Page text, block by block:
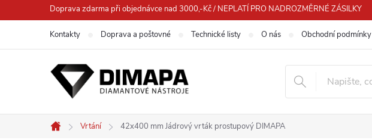
na
Doprava zdarma při objednávce nad 3000,-Kč / NEPLATÍ PRO NADROZMĚRNÉ ZÁSILKY
Kontakty Doprava a poštovné Technické listy O nás Obchodní podmínky
Domů
Vrtání 42x400 mm Jádrový vrták prostupový DIMAPA